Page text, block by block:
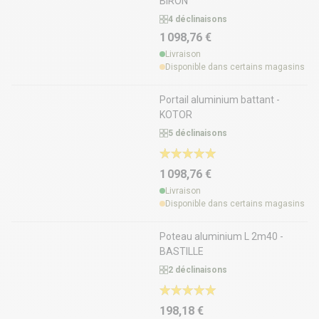
4 déclinaisons
1 098,76 €
Livraison
Disponible dans certains magasins
Portail aluminium battant -
KOTOR
5 déclinaisons
1 098,76 €
Livraison
Disponible dans certains magasins
Poteau aluminium L 2m40 -
BASTILLE
2 déclinaisons
198,18 €